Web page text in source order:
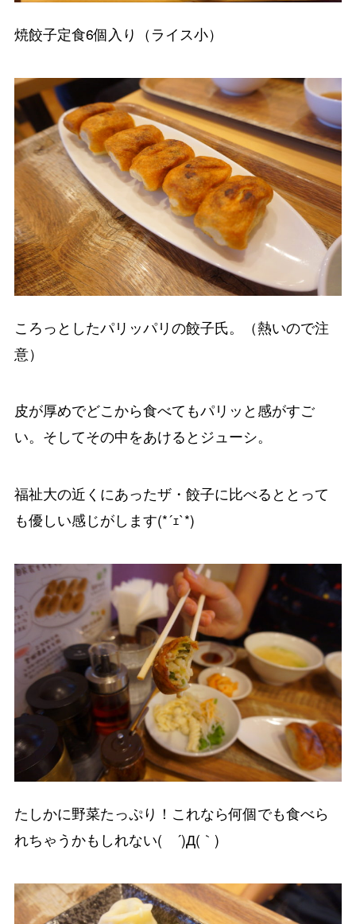
焼餃子定食6個入り（ライス小）
ころっとしたパリッパリの餃子氏。（熱いので注
意）
皮が厚めでどこから食べてもパリッと感がすご
い。そしてその中をあけるとジューシ。
福祉大の近くにあったザ・餃子に比べるととって
も優しい感じがします(*´ｪ`*)
たしかに野菜たっぷり！これなら何個でも食べら
れちゃうかもしれない( ´)Д(｀)